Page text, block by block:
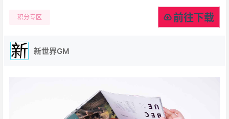
积分专区 前往下载
新世界GM